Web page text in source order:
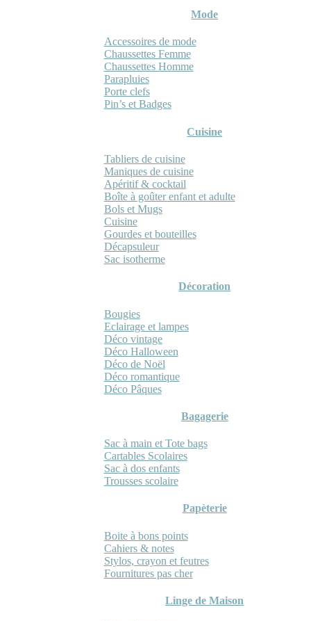
Mode
Accessoires de mode
Chaussettes Femme
Chaussettes Homme
Parapluies
Porte clefs
Pin’s et Badges
Cuisine
Tabliers de cuisine
Maniques de cuisine
Apéritif & cocktail
Boîte à goûter enfant et adulte
Bols et Mugs
Cuisine
Gourdes et bouteilles
Décapsuleur
Sac isotherme
Décoration
Bougies
Eclairage et lampes
Déco vintage
Déco Halloween
Déco de Noël
Déco romantique
Déco Pâques
Bagagerie
Sac à main et Tote bags
Cartables Scolaires
Sac à dos enfants
Trousses scolaire
Papèterie
Boite à bons points
Cahiers & notes
Stylos, crayon et feutres
Fournitures pas cher
Linge de Maison